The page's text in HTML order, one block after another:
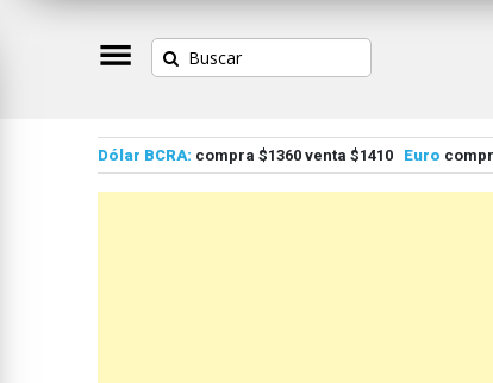
Dólar BCRA: compra $1360 venta $1410 Euro